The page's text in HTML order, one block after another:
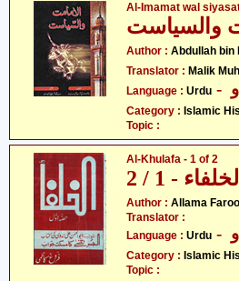
Al-Imamat wal
والسیاست
Author : Abdullah bin
Translator : Malik
Language : Urdu
Category : Islamic
Topic :
Al-Khulafa - 1 of 2
الخلفاء - 1 / 2
Author : Allama
Translator :
Language : Urdu
Category : Islamic
Topic :